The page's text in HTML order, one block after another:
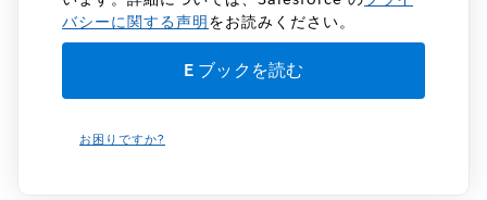
バシーに関する声明をお読みください。
お困りですか?